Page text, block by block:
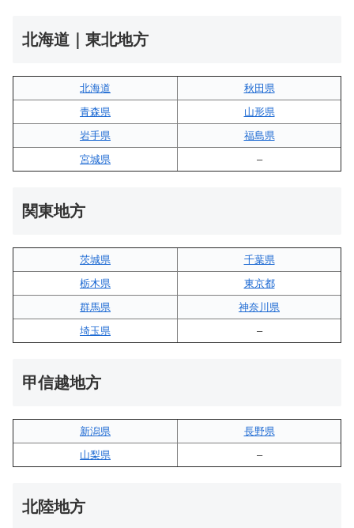
北海道｜東北地方
北海道
秋田県
青森県
山形県
岩手県
福島県
宮城県
–
関東地方
茨城県
千葉県
栃木県
東京都
群馬県
神奈川県
埼玉県
–
甲信越地方
新潟県
長野県
山梨県
–
北陸地方